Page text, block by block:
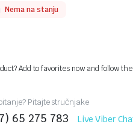
Nema na stanju
Add to favorites now and follow
Pitajte stručnjake
65 275 783 Live Viber